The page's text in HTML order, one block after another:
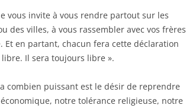
vous invite à vous rendre partout sur les
des villes, à vous rassembler avec vos frères
en partant, chacun fera cette déclaration
Il sera toujours libre ».
combien puissant est le désir de reprendre
notre tolérance religieuse, notre